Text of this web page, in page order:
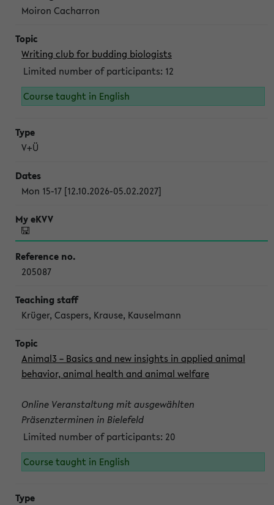
Moiron Cacharron
Writing club for budding biologists
Limited number of participants: 12
Course taught in English
V+Ü
Mon 15-17 [12.10.2026-05.02.2027]
205087
Krüger, Caspers, Krause, Kauselmann
Animal3 – Basics and new insights in applied animal
behavior, animal health and animal welfare
Online Veranstaltung mit ausgewählten
Präsenzterminen in Bielefeld
Limited number of participants: 20
Course taught in English